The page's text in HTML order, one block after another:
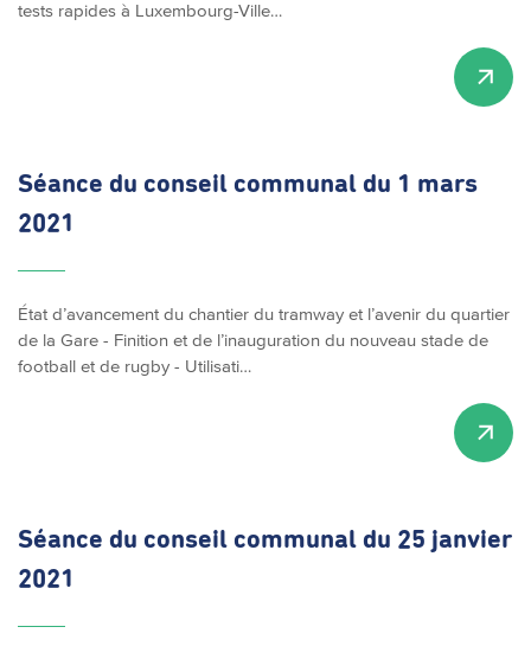
tests rapides à Luxembourg-Ville…
Séance du conseil communal du 1 mars
2021
État d’avancement du chantier du tramway et l’avenir du quartier
de la Gare - Finition et de l’inauguration du nouveau stade de
football et de rugby - Utilisati…
Séance du conseil communal du 25 janvier
2021